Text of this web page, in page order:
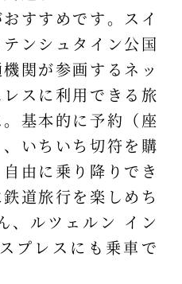
すすめです。スイ
ンシュタイン公国
関が参画するネッ
スに利用できる旅
基本的に予約（座
いちいち切符を購
由に乗り降りでき
道旅行を楽しめち
、ルツェルン イン
プレスにも乗車で